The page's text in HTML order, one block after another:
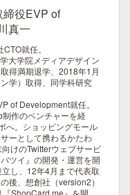
役EVP of
真一
就任。
大学院メディアデザイン
得満期退学、2018年1月
学）取得、同学科研究
of Development就任。
作のベンチャーを経
へ。ショッピングモール
ーとして携わるかたわ
けのTwitterウェブサービ
ツイ』の開発・運営を開
し、12年4月まで代表取
後、想創社（version2）
ShopCard.me』を開